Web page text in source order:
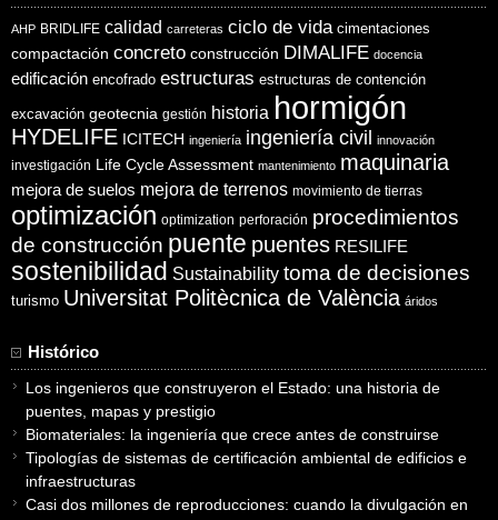
AHP BRIDLIFE calidad carreteras ciclo de vida cimentaciones
compactación concreto construcción DIMALIFE docencia
edificación encofrado estructuras estructuras de contención
excavación geotecnia gestión historia hormigón
HYDELIFE ICITECH ingeniería ingeniería civil innovación
investigación Life Cycle Assessment mantenimiento maquinaria
mejora de suelos mejora de terrenos movimiento de tierras
optimización optimization perforación procedimientos
de construcción puente puentes RESILIFE
sostenibilidad Sustainability toma de decisiones
turismo Universitat Politècnica de València áridos
Histórico
Los ingenieros que construyeron el Estado: una historia de
puentes, mapas y prestigio
Biomateriales: la ingeniería que crece antes de construirse
Tipologías de sistemas de certificación ambiental de edificios e
infraestructuras
Casi dos millones de reproducciones: cuando la divulgación en